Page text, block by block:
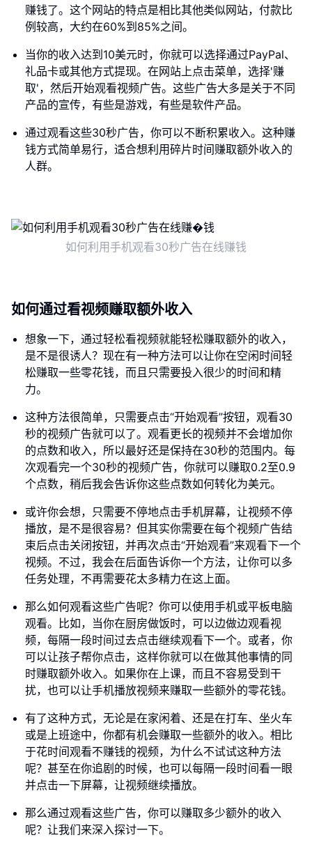
赚钱了。这个网站的特点是相比其他类似网站，付款比
例较高，大约在60%到85%之间。
当你的收入达到10美元时，你就可以选择通过PayPal、
礼品卡或其他方式提现。在网站上点击菜单，选择'赚
取'，然后开始观看视频广告。这些广告大多是关于不同
产品的宣传，有些是游戏，有些是软件产品。
通过观看这些30秒广告，你可以不断积累收入。这种赚
钱方式简单易行，适合想利用碎片时间赚取额外收入的
人群。
如何利用手机观看30秒广告在线赚钱
如何通过看视频赚取额外收入
想象一下，通过轻松看视频就能轻松赚取额外的收入，
是不是很诱人？现在有一种方法可以让你在空闲时间轻
松赚取一些零花钱，而且只需要投入很少的时间和精
力。
这种方法很简单，只需要点击“开始观看”按钮，观看30
秒的视频广告就可以了。观看更长的视频并不会增加你
的点数和收入，所以最好还是保持在30秒的范围内。每
次观看完一个30秒的视频广告，你就可以赚取0.2至0.9
个点数，稍后我会告诉你这些点数如何转化为美元。
或许你会想，只需要不停地点击手机屏幕，让视频不停
播放，是不是很容易？但其实你需要在每个视频广告结
束后点击关闭按钮，并再次点击“开始观看”来观看下一个
视频。不过，我会在后面告诉你一个方法，让你可以多
任务处理，不再需要花太多精力在这上面。
那么如何观看这些广告呢？你可以使用手机或平板电脑
观看。比如，当你在厨房做饭时，可以边做边观看视
频，每隔一段时间过去点击继续观看下一个。或者，你
可以让孩子帮你点击，这样你就可以在做其他事情的同
时赚取额外收入。如果你在上课，而且不容易受到干
扰，也可以让手机播放视频来赚取一些额外的零花钱。
有了这种方式，无论是在家闲着、还是在打车、坐火车
或是上班途中，你都有机会赚取一些额外的收入。相比
于花时间观看不赚钱的视频，为什么不试试这种方法
呢？甚至在你追剧的时候，也可以每隔一段时间看一眼
并点击一下屏幕，让视频继续播放。
那么通过观看这些广告，你可以赚取多少额外的收入
呢？让我们来深入探讨一下。